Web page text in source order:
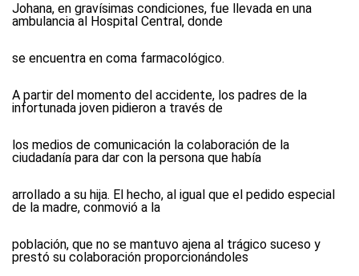
Johana, en gravísimas condiciones, fue llevada en una
ambulancia al Hospital Central, donde
se encuentra en coma farmacológico.
A partir del momento del accidente, los padres de la
infortunada joven pidieron a través de
los medios de comunicación la colaboración de la
ciudadanía para dar con la persona que había
arrollado a su hija. El hecho, al igual que el pedido especial
de la madre, conmovió a la
población, que no se mantuvo ajena al trágico suceso y
prestó su colaboración proporcionándoles